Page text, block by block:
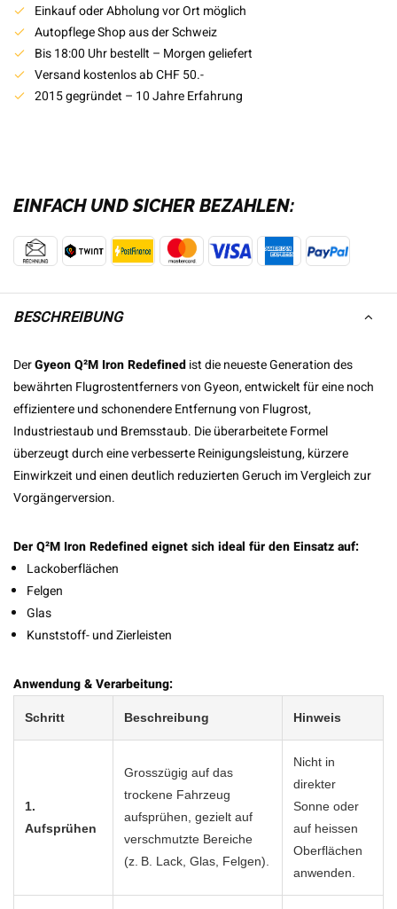
Einkauf oder Abholung vor Ort möglich
Autopflege Shop aus der Schweiz
Bis 18:00 Uhr bestellt – Morgen geliefert
Versand kostenlos ab CHF 50.-
2015 gegründet – 10 Jahre Erfahrung
EINFACH UND SICHER BEZAHLEN:
BESCHREIBUNG
DerGyeon Q²M Iron Redefinedist die neueste Generation des
bewährten Flugrostentferners von Gyeon, entwickelt für eine noch
effizientere und schonendere Entfernung von Flugrost,
Industriestaub und Bremsstaub. Die überarbeitete Formel
überzeugt durch eine verbesserte Reinigungsleistung, kürzere
Einwirkzeit und einen deutlich reduzierten Geruch im Vergleich zur
Vorgängerversion.
Der Q²M Iron Redefined eignet sich ideal für den Einsatz auf:
Lackoberflächen
Felgen
Glas
Kunststoff- und Zierleisten
Anwendung & Verarbeitung:
Schritt Beschreibung Hinweis
1.
Aufsprühen
Grosszügig auf das
trockene Fahrzeug
aufsprühen, gezielt auf
verschmutzte Bereiche
(z. B. Lack, Glas, Felgen).
Nicht in
direkter
Sonne oder
auf heissen
Oberflächen
anwenden.